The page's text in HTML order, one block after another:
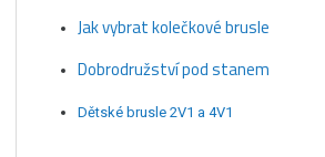
Jak vybrat kolečkové brusle
Dobrodružství pod stanem
Dětské brusle 2V1 a 4V1